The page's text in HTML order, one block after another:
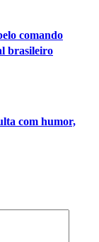
comando
brasileiro
com humor,